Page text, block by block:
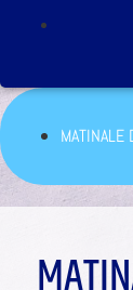
MATINALE